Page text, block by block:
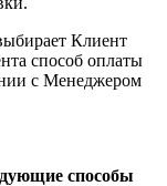
Клиент
способ оплаты
с Менеджером
способы